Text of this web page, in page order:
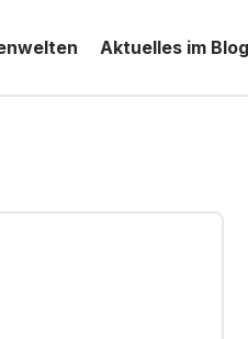
Aktuelles im Blog